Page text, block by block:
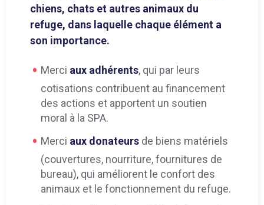
chiens, chats et autres animaux du
refuge, dans laquelle chaque élément a
son importance.
Merci aux adhérents, qui par leurs
cotisations contribuent au financement
des actions et apportent un soutien
moral à la SPA.
Merci aux donateurs de biens matériels
(couvertures, nourriture, fournitures de
bureau), qui améliorent le confort des
animaux et le fonctionnement du refuge.